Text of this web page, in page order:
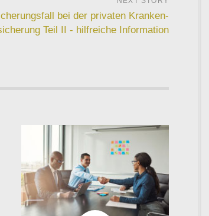
bei der privaten Kranken-
Teil II - hilfreiche Information